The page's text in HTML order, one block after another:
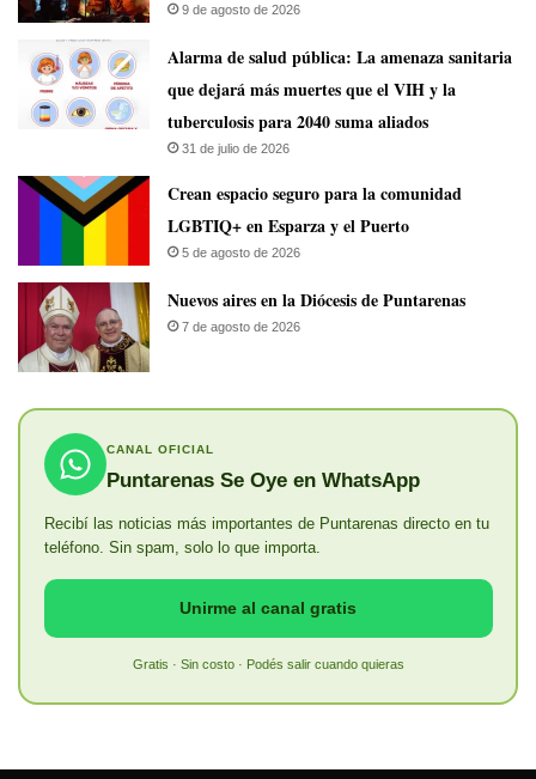
9 de agosto de 2026
​Alarma de salud pública: La amenaza sanitaria
que dejará más muertes que el VIH y la
tuberculosis para 2040 suma aliados
31 de julio de 2026
Crean espacio seguro para la comunidad
LGBTIQ+ en Esparza y el Puerto
5 de agosto de 2026
​Nuevos aires en la Diócesis de Puntarenas
7 de agosto de 2026
CANAL OFICIAL
Puntarenas Se Oye en WhatsApp
Recibí las noticias más importantes de Puntarenas directo en tu
teléfono. Sin spam, solo lo que importa.
Unirme al canal gratis
Gratis · Sin costo · Podés salir cuando quieras